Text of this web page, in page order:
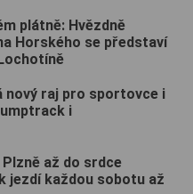
plátně: Hvězdně
Horského se představí
nový raj pro sportovce i
i
až do srdce
jezdí každou sobotu až